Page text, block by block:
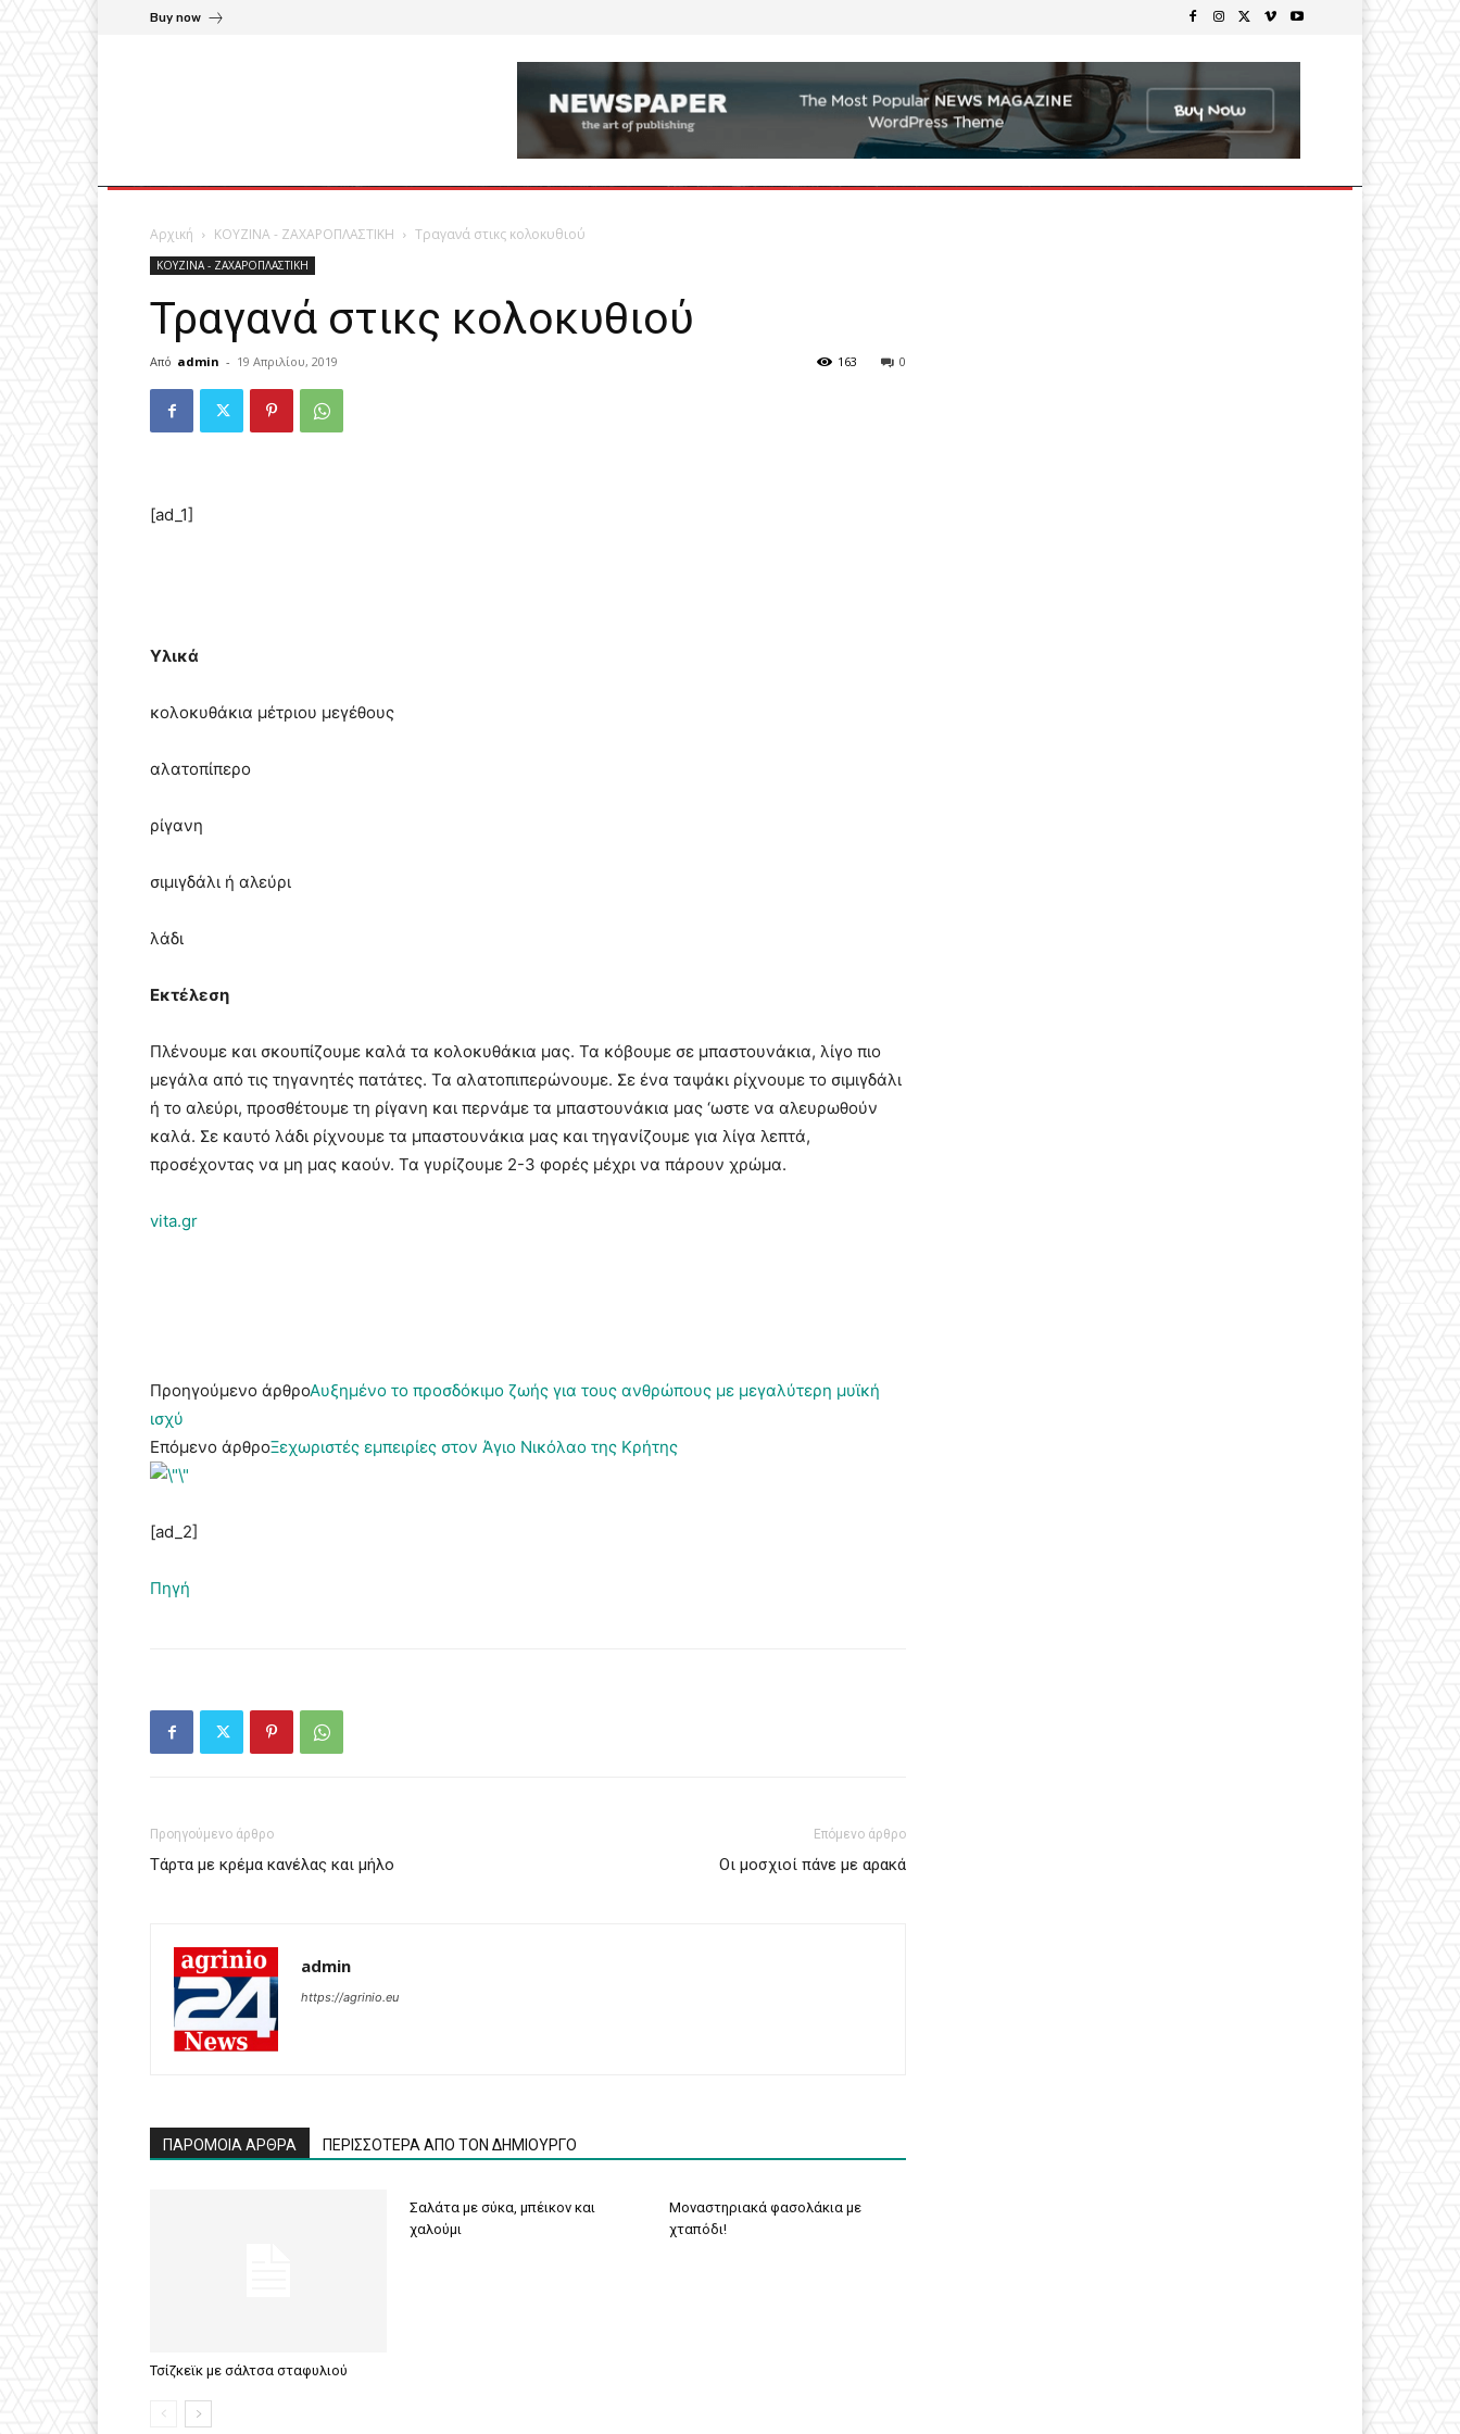
Buy now
Αρχική ΚΟΥΖΙΝΑ - ΖΑΧΑΡΟΠΛΑΣΤΙΚΗ Τραγανά στικς κολοκυθιού
ΚΟΥΖΙΝΑ - ΖΑΧΑΡΟΠΛΑΣΤΙΚΗ
Τραγανά στικς κολοκυθιού
Από admin - 19 Απριλίου, 2019 0
163
[ad_1]
Υλικά
κολοκυθάκια μέτριου μεγέθους
αλατοπίπερο
ρίγανη
σιμιγδάλι ή αλεύρι
λάδι
Εκτέλεση
Πλένουμε και σκουπίζουμε καλά τα κολοκυθάκια μας. Τα κόβουμε σε μπαστουνάκια, λίγο πιο
μεγάλα από τις τηγανητές πατάτες. Τα αλατοπιπερώνουμε. Σε ένα ταψάκι ρίχνουμε το σιμιγδάλι
ή το αλεύρι, προσθέτουμε τη ρίγανη και περνάμε τα μπαστουνάκια μας ‘ωστε να αλευρωθούν
καλά. Σε καυτό λάδι ρίχνουμε τα μπαστουνάκια μας και τηγανίζουμε για λίγα λεπτά,
προσέχοντας να μη μας καούν. Τα γυρίζουμε 2-3 φορές μέχρι να πάρουν χρώμα.
vita.gr
Προηγούμενο άρθροΑυξημένο το προσδόκιμο ζωής για τους ανθρώπους με μεγαλύτερη μυϊκή
ισχύ
Επόμενο άρθροΞεχωριστές εμπειρίες στον Άγιο Νικόλαο της Κρήτης
[ad_2]
Πηγή
Προηγούμενο άρθρο
Τάρτα με κρέμα κανέλας και μήλο
Επόμενο άρθρο
Οι μοσχιοί πάνε με αρακά
admin
https://agrinio.eu
ΠΑΡΟΜΟΙΑ ΑΡΘΡΑ ΠΕΡΙΣΣΟΤΕΡΑ ΑΠΟ ΤΟΝ ΔΗΜΙΟΥΡΓΟ
Τσίζκεϊκ με σάλτσα σταφυλιού
Σαλάτα με σύκα, μπέικον και
χαλούμι
Μοναστηριακά φασολάκια με
χταπόδι!